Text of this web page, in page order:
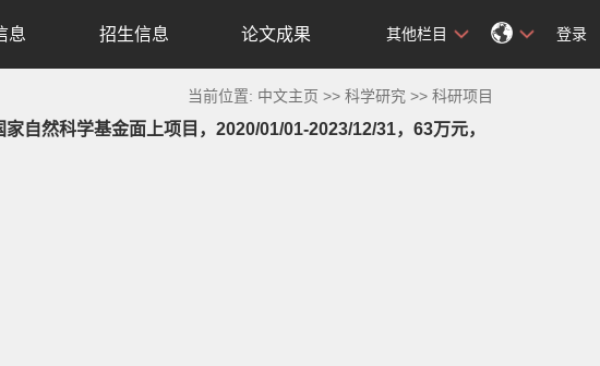
息 招生信息 论文成果 其他栏目 登录
当前位置: 中文主页 >>科学研究 >>科研项目
自然科学基金面上项目，2020/01/01-2023/12/31，63万元，